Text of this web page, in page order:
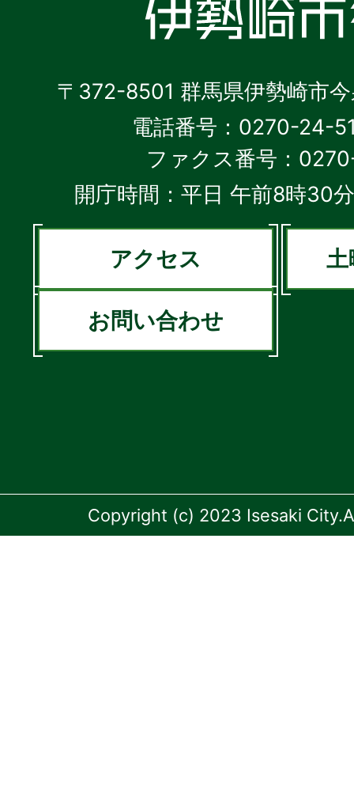
〒372-8501 群馬県伊勢崎市
電話番号：0270-24-
ファクス番号：
開庁時間：平日 午前8時30
アクセス 土
お問い合わせ
Copyright (c) 2023 Isesaki